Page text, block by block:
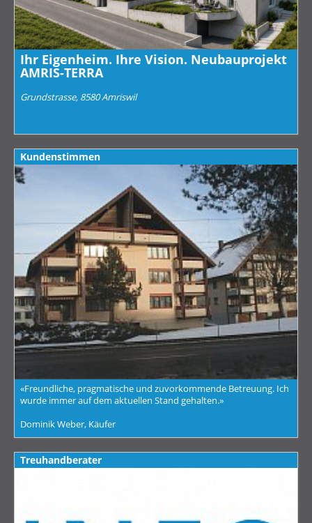
Ihr Eigenheim. Ihre Vision. Neubauprojekt
AMRIS-TERRA
Grundstrasse, 8580 Amriswil
Kundenstimmen
«Freundliche, pragmatische und zuvorkommende Betreuung. Ich
wurde immer auf dem aktuellen Stand gehalten.»
Dominik Weber, Käufer
Treuhandberater